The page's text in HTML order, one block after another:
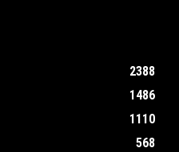
2388
1486
1110
568